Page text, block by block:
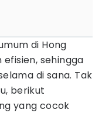
di Hong
sehingga
di sana. Tak
berikut
yang cocok